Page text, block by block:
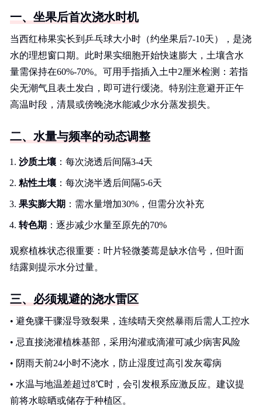
一、坐果后首次浇水时机
当西红柿果实长到乒乓球大小时（约坐果后7-10天），是浇
水的理想窗口期。此时果实细胞开始快速膨大，土壤含水
量需保持在60%-70%。可用手指插入土中2厘米检测：若指
尖无潮气且表土发白，即可进行缓浇。特别注意避开正午
高温时段，清晨或傍晚浇水能减少水分蒸发损失。
二、水量与频率的动态调整
沙质土壤 ：每次浇透后间隔3-4天
粘性土壤 ：每次浇半透后间隔5-6天
果实膨大期 ：需水量增加30%，但需分次补充
转色期 ：逐步减少水量至原先的70%
观察植株状态很重要：叶片轻微萎蔫是缺水信号，但叶面
结露则提示水分过量。
三、必须规避的浇水雷区
• 避免骤干骤湿导致裂果，连续晴天突然暴雨后需人工控水
• 忌直接浇灌植株基部，采用沟灌或滴灌可减少病害风险
• 阴雨天前24小时不浇水，防止湿度过高引发灰霉病
• 水温与地温差超过8℃时，会引发根系应激反应。建议提
前将水晾晒或储存于种植区。